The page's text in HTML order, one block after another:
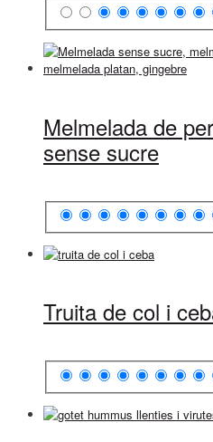
Melmelada de
sense sucre
Truita de col i